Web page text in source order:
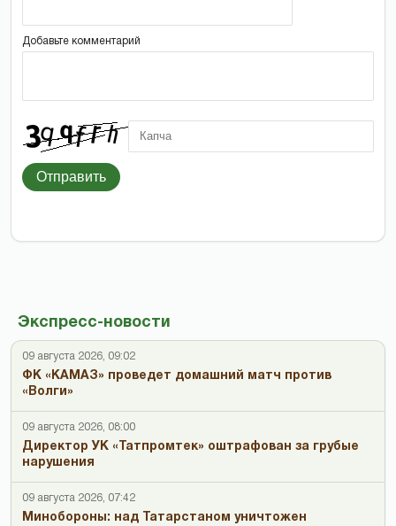
Экспресс-новости
09 августа 2026, 09:02
ФК «КАМАЗ» проведет домашний матч против
«Волги»
09 августа 2026, 08:00
Директор УК «Татпромтек» оштрафован за грубые
нарушения
09 августа 2026, 07:42
Минобороны: над Татарстаном уничтожен
Добавьте комментарий
Отправить